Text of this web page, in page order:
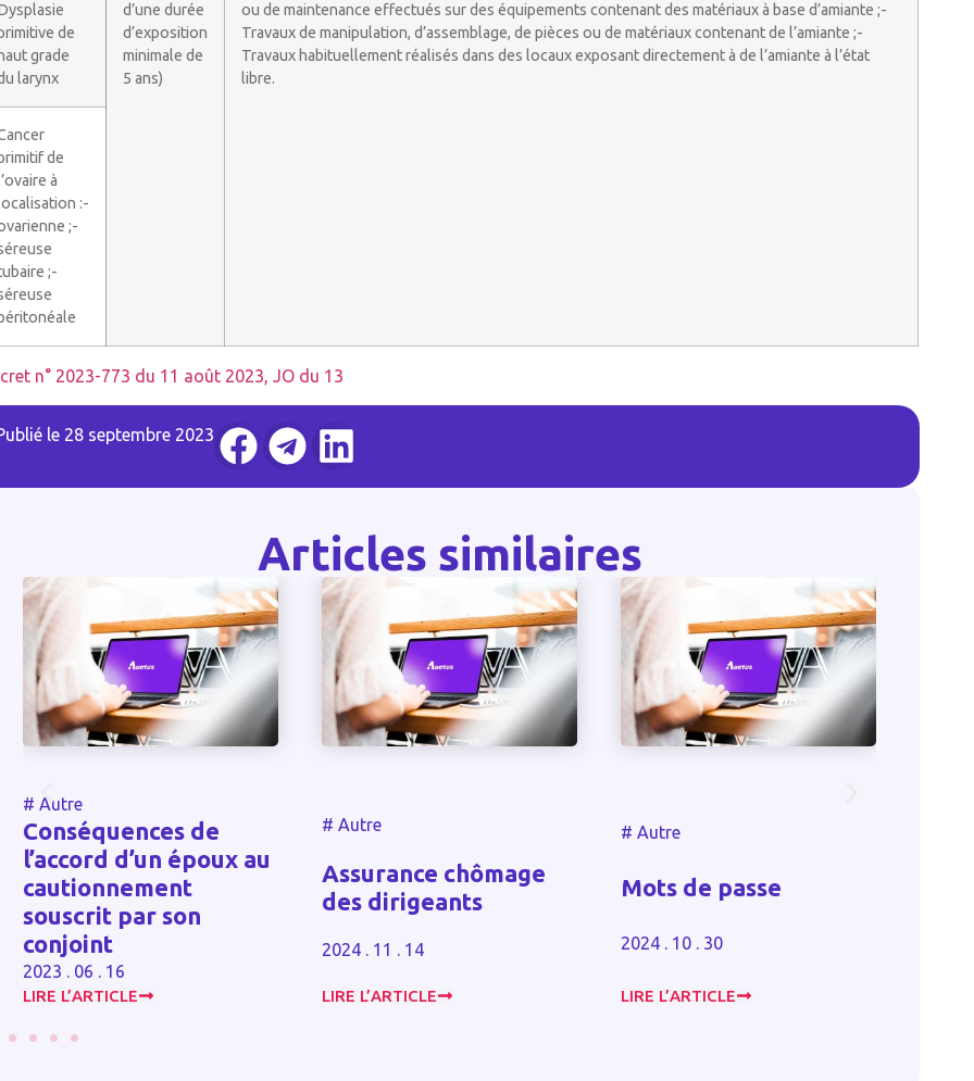
de
grade
larynx
d’une durée
d’exposition
minimale de
5 ans)
ou de maintenance effectués sur des équipements contenant des matériaux à base d’amiante ;-
Travaux de manipulation, d’assemblage, de pièces ou de matériaux contenant de l’amiante ;-
Travaux habituellement réalisés dans des locaux exposant directement à de l’amiante à l’état
libre.
de
à
:-
;-
;-
n° 2023-773 du 11 août 2023, JO du 13
le 28 septembre 2023
Articles similaires
de
époux au
son
# Autre
Assurance chômage
des dirigeants
Mots de passe